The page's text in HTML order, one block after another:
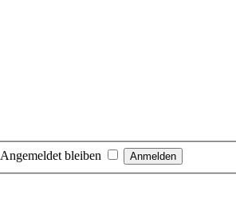
Angemeldet bleiben